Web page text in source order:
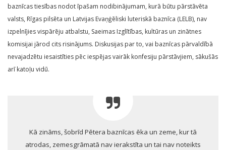
baznīcas tiesības nodot īpašam nodibinājumam, kurā būtu pārstāvēta
valsts, Rīgas pilsēta un Latvijas Evaņģēliski luteriskā baznīca (LELB), nav
izpelnījies vispārēju atbalstu, Saeimas Izglītības, kultūras un zinātnes
komisijai jārod cits risinājums. Diskusijas par to, vai baznīcas pārvaldībā
nevajadzētu iesaistīties pēc iespējas vairāk konfesiju pārstāvjiem, sākušās
arī katoļu vidū.
Kā zināms, šobrīd Pētera baznīcas ēka un zeme, kur tā
atrodas, zemesgrāmatā nav ierakstīta un tai nav noteikts